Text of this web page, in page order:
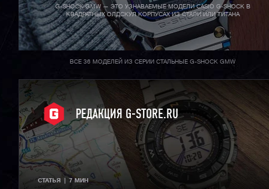
G-SHOCK GMW — ЭТО УЗНАВАЕМЫЕ МОДЕЛИ CASIO G-SHOCK В
КВАДРАТНЫХ ОЛДСКУЛ КОРПУСАХ ИЗ СТАЛИ ИЛИ ТИТАНА
ВСЕ 36 МОДЕЛЕЙ ИЗ СЕРИИ СТАЛЬНЫЕ G-SHOCK GMW
РЕДАКЦИЯ G-STORE.RU
СТАТЬЯ  |  7 МИН